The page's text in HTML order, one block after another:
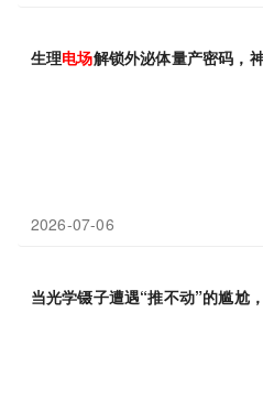
生理电场解锁外泌体量产密码，
2026-07-06
当光学镊子遭遇“推不动”的尴尬